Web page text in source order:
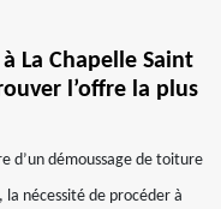
La Chapelle Saint
l’offre la plus
d’un démoussage de toiture
nécessité de procéder à